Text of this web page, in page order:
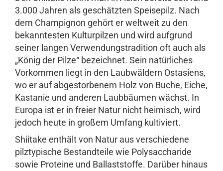
3.000 Jahren als geschätzten Speisepilz. Nach
dem Champignon gehört er weltweit zu den
bekanntesten Kulturpilzen und wird aufgrund
seiner langen Verwendungstradition oft auch als
„König der Pilze“ bezeichnet. Sein natürliches
Vorkommen liegt in den Laubwäldern Ostasiens,
wo er auf abgestorbenem Holz von Buche, Eiche,
Kastanie und anderen Laubbäumen wächst. In
Europa ist er in freier Natur nicht heimisch, wird
jedoch heute in großem Umfang kultiviert.
Shiitake enthält von Natur aus verschiedene
pilztypische Bestandteile wie Polysaccharide
sowie Proteine und Ballaststoffe. Darüber hinaus